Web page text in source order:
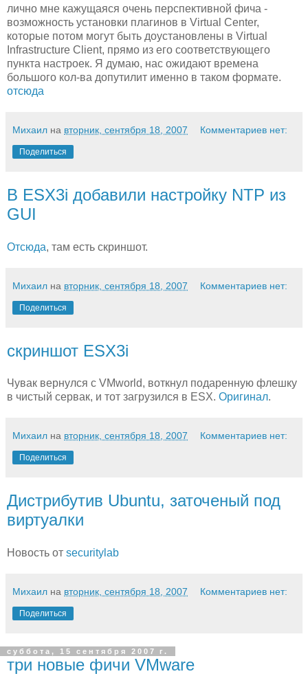
лично мне кажущаяся очень перспективной фича -
возможность установки плагинов в Virtual Center,
которые потом могут быть доустановлены в Virtual
Infrastructure Client, прямо из его соответствующего
пункта настроек. Я думаю, нас ожидают времена
большого кол-ва допутилит именно в таком формате.
отсюда
Михаил на вторник, сентября 18, 2007 Комментариев нет:
Поделиться
В ESX3i добавили настройку NTP из
GUI
Отсюда, там есть скриншот.
Михаил на вторник, сентября 18, 2007 Комментариев нет:
Поделиться
скриншот ESX3i
Чувак вернулся с VMworld, воткнул подаренную флешку
в чистый сервак, и тот загрузился в ESX. Оригинал.
Михаил на вторник, сентября 18, 2007 Комментариев нет:
Поделиться
Дистрибутив Ubuntu, заточеный под
виртуалки
Новость от securitylab
Михаил на вторник, сентября 18, 2007 Комментариев нет:
Поделиться
суббота, 15 сентября 2007 г.
три новые фичи VMware